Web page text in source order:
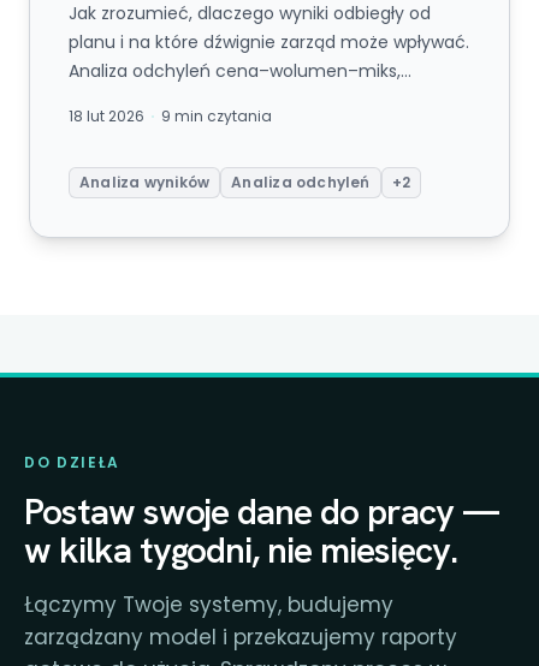
Jak zrozumieć, dlaczego wyniki odbiegły od
planu i na które dźwignie zarząd może wpływać.
Analiza odchyleń cena–wolumen–miks,
18 lut 2026 9 min czytania
Analiza wyników Analiza odchyleń +2
DO DZIEŁA
Postaw swoje dane do pracy —
w kilka tygodni, nie miesięcy.
Łączymy Twoje systemy, budujemy
zarządzany model i przekazujemy raporty